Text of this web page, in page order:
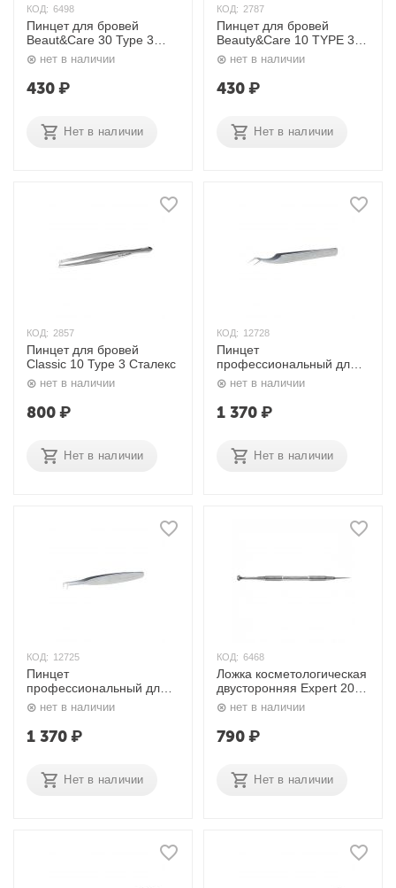
КОД: 6498
Пинцет для бровей
Beaut&Care 30 Type 3
Сталекс
нет в наличии
430₽
Нет в наличии
КОД: 2787
Пинцет для бровей
Beauty&Care 10 TYPE 3
Сталекс
нет в наличии
430₽
Нет в наличии
КОД: 2857
Пинцет для бровей
Classic 10 Type 3 Сталекс
нет в наличии
800₽
Нет в наличии
КОД: 12728
Пинцет
профессиональный для
ресниц Expert 41 TYPE 7
Сталекс
нет в наличии
1 370₽
Нет в наличии
КОД: 12725
Пинцет
профессиональный для
ресниц Expert 40 TYPE 8
Сталекс
нет в наличии
1 370₽
Нет в наличии
КОД: 6468
Ложка косметологическая
двусторонняя Expert 20
TYPE 4 Сталекс
нет в наличии
790₽
Нет в наличии